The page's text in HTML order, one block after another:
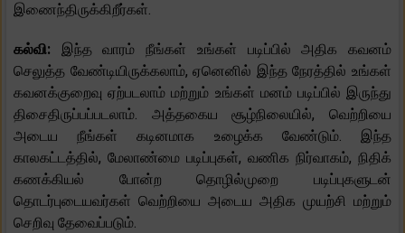
இணைந்திருக்கிறீர்கள்.
கல்வி: இந்த வாரம் நீங்கள் உங்கள் படிப்பில் அதிக கவனம்
செலுத்த வேண்டியிருக்கலாம், ஏனெனில் இந்த நேரத்தில் உங்கள்
கவனக்குறைவு ஏற்படலாம் மற்றும் உங்கள் மனம் படிப்பில் இருந்து
திசைதிருப்பப்படலாம். அத்தகைய சூழ்நிலையில், வெற்றியை
அடைய நீங்கள் கடினமாக உழைக்க வேண்டும். இந்த
காலகட்டத்தில், மேலாண்மை படிப்புகள், வணிக நிர்வாகம், நிதிக்
கணக்கியல் போன்ற தொழில்முறை படிப்புகளுடன்
தொடர்புடையவர்கள் வெற்றியை அடைய அதிக முயற்சி மற்றும்
செறிவு தேவைப்படும்.